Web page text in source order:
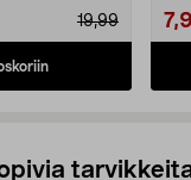
19,99